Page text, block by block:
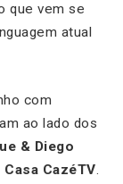
que vem se
atual
com
ao lado dos
& Diego
Casa CazéTV.